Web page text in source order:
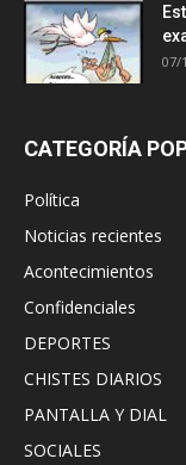
07/
CATEGORÍA
Política
Noticias recientes
Acontecimientos
Confidenciales
DEPORTES
CHISTES DIARIOS
PANTALLA Y DIAL
SOCIALES